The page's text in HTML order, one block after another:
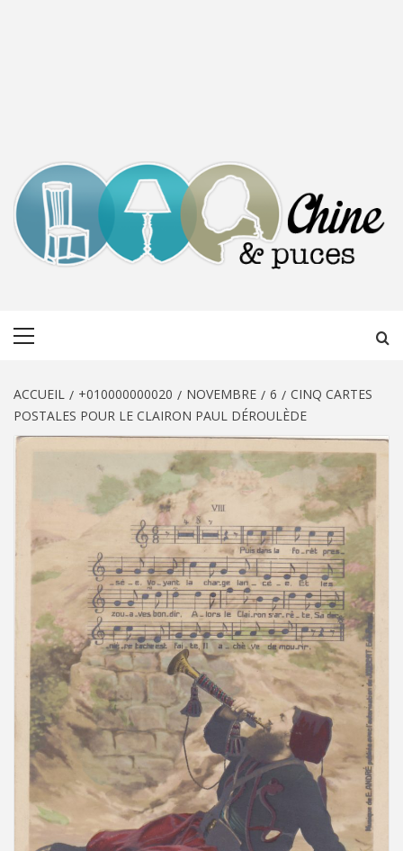
ACCUEIL +010000000020 NOVEMBRE 6
CINQ CARTES
POSTALES POUR LE CLAIRON PAUL DÉROULÈDE